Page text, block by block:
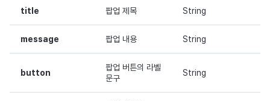
title 팝업 제목 String
message 팝업 내용 String
button
팝업 버튼의 라벨
문구
String